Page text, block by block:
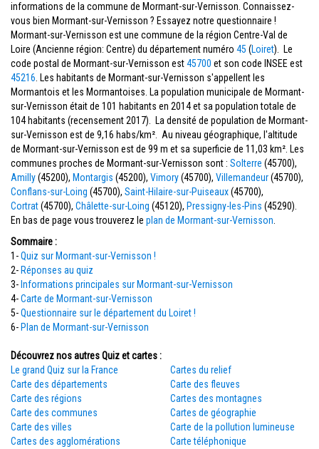
informations de la commune de Mormant-sur-Vernisson. Connaissez-
vous bien Mormant-sur-Vernisson ? Essayez notre questionnaire !
Mormant-sur-Vernisson est une commune de la région Centre-Val de
Loire (Ancienne région: Centre) du département numéro 45 (Loiret). Le
code postal de Mormant-sur-Vernisson est45700 et son code INSEE est
45216 . Les habitants de Mormant-sur-Vernisson s'appellent les
Mormantois et les Mormantoises. La population municipale de Mormant-
sur-Vernisson était de 101 habitants en 2014 et sa population totale de
104 habitants (recensement 2017). La densité de population de Mormant-
sur-Vernisson est de 9,16 habs/km². Au niveau géographique, l'altitude
de Mormant-sur-Vernisson est de 99 m et sa superficie de 11,03 km². Les
communes proches de Mormant-sur-Vernisson sont : Solterre (45700),
Amilly(45200), Montargis (45200), Vimory(45700), Villemandeur(45700),
Conflans-sur-Loing (45700), Saint-Hilaire-sur-Puiseaux(45700),
Cortrat(45700), Châlette-sur-Loing (45120), Pressigny-les-Pins (45290).
En bas de page vous trouverez le plan de Mormant-sur-Vernisson
Sommaire :
1-Quiz sur Mormant-sur-Vernisson !
2- Réponses au quiz
3- Informations principales sur Mormant-sur-Vernisson
4-Carte de Mormant-sur-Vernisson
5-Questionnaire sur le département du Loiret !
6- Plan de Mormant-sur-Vernisson
Découvrez nos autres Quiz et cartes :
Le grand Quiz sur la France
Carte des départements
Carte des régions
Carte des communes
Carte des villes
Cartes des agglomérations
Cartes du relief
Carte des fleuves
Cartes des montagnes
Cartes de géographie
Carte de la pollution lumineuse
Carte téléphonique